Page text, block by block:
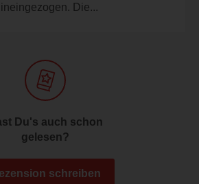
Die...
Du's auch schon
gelesen?
schreiben